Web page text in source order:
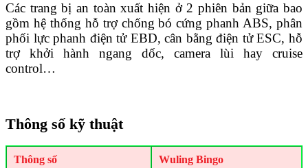
Các trang bị an toàn xuất hiện ở 2 phiên bản giữa bao
gồm hệ thống hỗ trợ chống bó cứng phanh ABS, phân
phối lực phanh điện tử EBD, cân bằng điện tử ESC, hỗ
trợ khởi hành ngang dốc, camera lùi hay cruise
control…
Thông số kỹ thuật
Thông số Wuling Bingo